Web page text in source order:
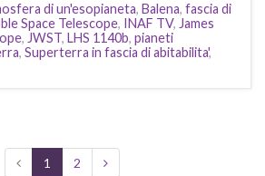
di un'esopianeta, Balena, fascia di
Space Telescope, INAF TV, James
, JWST, LHS 1140b, pianeti
, Superterra in fascia di abitabilita',
1 2